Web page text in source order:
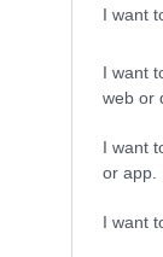
I want
I want
web or
I want
or app.
I want